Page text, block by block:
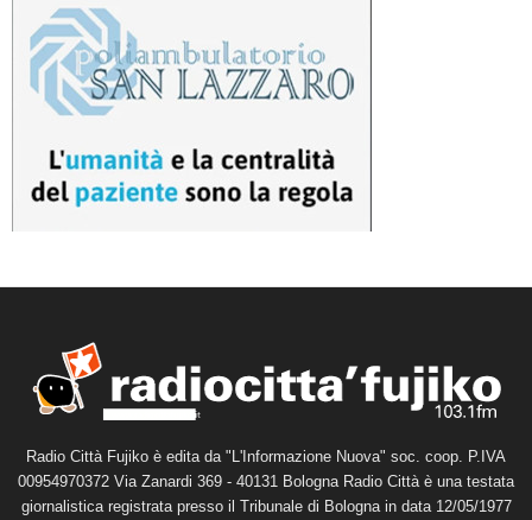
Radio Città Fujiko è edita da "L'Informazione Nuova" soc. coop. P.IVA
00954970372 Via Zanardi 369 - 40131 Bologna Radio Città è una testata
giornalistica registrata presso il Tribunale di Bologna in data 12/05/1977